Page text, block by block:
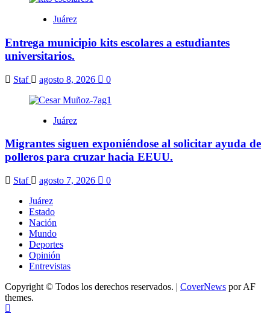
Juárez
Entrega municipio kits escolares a estudiantes
universitarios.
Staf agosto 8, 2026 0
Juárez
Migrantes siguen exponiéndose al solicitar ayuda de
polleros para cruzar hacia EEUU.
Staf agosto 7, 2026
0
Juárez
Estado
Nación
Mundo
Deportes
Opinión
Entrevistas
Copyright © Todos los derechos reservados. | CoverNews por AF
themes.